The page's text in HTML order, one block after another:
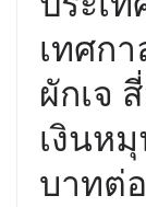
เทศก
ผักเจ
เงินห
บาทต่